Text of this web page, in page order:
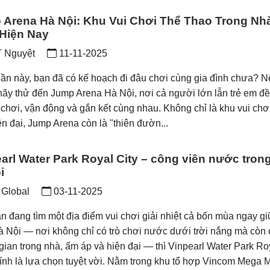
Arena Hà Nội: Khu Vui Chơi Thể Thao Trong
Nay
Nguyệt 11-11-2025
này, bạn đã có kế hoạch đi đâu chơi cùng gia đình chưa?
thử đến Jump Arena Hà Nội, nơi cả người lớn lẫn trẻ em
vận động và gắn kết cùng nhau. Không chỉ là khu vui
đại, Jump Arena còn là "thiên đườn...
Water Park Royal City – công viên nước
03-11-2025
đang tìm một địa điểm vui chơi giải nhiệt cả bốn mùa ngay
Nội — nơi không chỉ có trò chơi nước dưới trời nắng mà còn
trong nhà, ấm áp và hiện đại — thì Vinpearl Water Park
là lựa chọn tuyệt vời. Nằm trong khu tổ hợp Vincom Mega